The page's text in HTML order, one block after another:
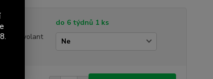
do 6 týdnů 1 ks
volant